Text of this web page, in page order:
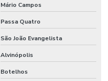
Mário Campos
Passa Quatro
São João Evangelista
Alvinópolis
Botelhos